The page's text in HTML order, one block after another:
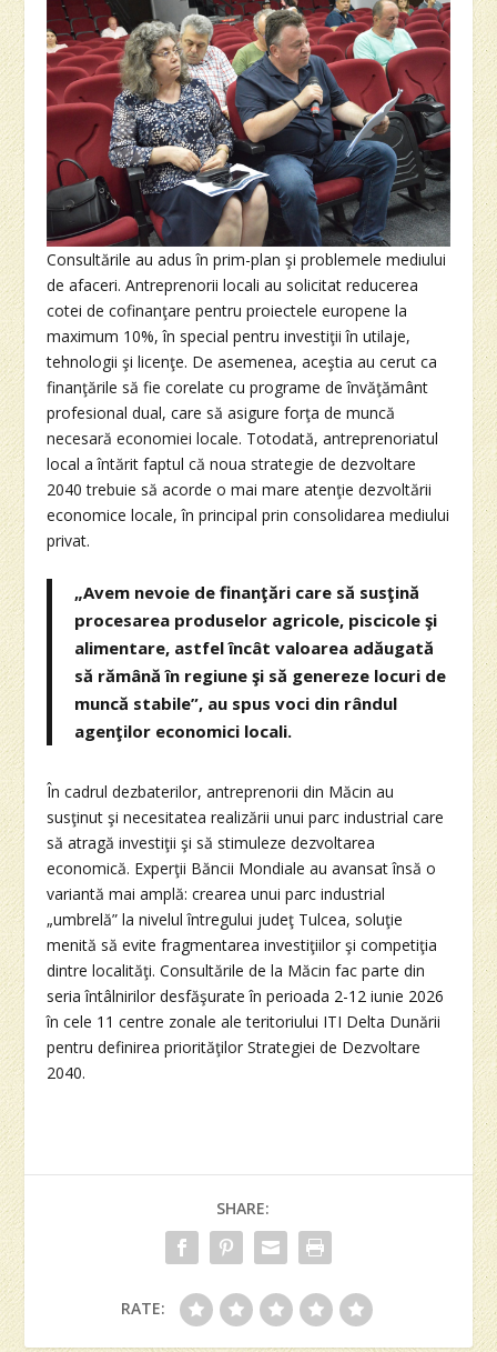
Consultările au adus în prim-plan şi problemele mediului
de afaceri. Antreprenorii locali au solicitat reducerea
cotei de cofinanţare pentru proiectele europene la
maximum 10%, în special pentru investiţii în utilaje,
tehnologii şi licenţe. De asemenea, aceştia au cerut ca
finanţările să fie corelate cu programe de învăţământ
profesional dual, care să asigure forţa de muncă
necesară economiei locale. Totodată, antreprenoriatul
local a întărit faptul că noua strategie de dezvoltare
2040 trebuie să acorde o mai mare atenţie dezvoltării
economice locale, în principal prin consolidarea mediului
privat.
„Avem nevoie de finanţări care să susţină
procesarea produselor agricole, piscicole şi
alimentare, astfel încât valoarea adăugată
să rămână în regiune şi să genereze locuri de
muncă stabile”, au spus voci din rândul
agenţilor economici locali.
În cadrul dezbaterilor, antreprenorii din Măcin au
susţinut şi necesitatea realizării unui parc industrial care
să atragă investiţii şi să stimuleze dezvoltarea
economică. Experţii Băncii Mondiale au avansat însă o
variantă mai amplă: crearea unui parc industrial
„umbrelă” la nivelul întregului judeţ Tulcea, soluţie
menită să evite fragmentarea investiţiilor şi competiţia
dintre localităţi. Consultările de la Măcin fac parte din
seria întâlnirilor desfăşurate în perioada 2-12 iunie 2026
în cele 11 centre zonale ale teritoriului ITI Delta Dunării
pentru definirea priorităţilor Strategiei de Dezvoltare
2040.
SHARE:
RATE: